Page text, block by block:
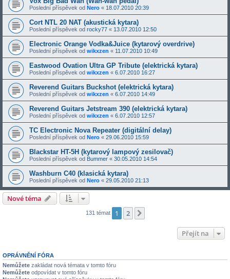
Poslední příspěvek od Nero « 18.07.2010 20:39
Cort NTL 20 NAT (akustická kytara)
Poslední příspěvek od rocky77 « 13.07.2010 12:50
Electronic Orange Vodka&Juice (kytarový overdrive)
Poslední příspěvek od wikxzen « 11.07.2010 10:49
Eastwood Ovation Ultra GP Tribute (elektrická kytara)
Poslední příspěvek od wikxzen « 6.07.2010 16:27
Reverend Guitars Buckshot (elektrická kytara)
Poslední příspěvek od wikxzen « 6.07.2010 14:49
Reverend Guitars Jetstream 390 (elektrická kytara)
Poslední příspěvek od wikxzen « 6.07.2010 12:57
TC Electronic Nova Repeater (digitální delay)
Poslední příspěvek od Nero « 29.06.2010 15:59
Blackstar HT-5H (kytarový lampový zesilovač)
Poslední příspěvek od Bummer « 30.05.2010 14:54
Washburn C40 (klasická kytara)
Poslední příspěvek od Nero « 29.05.2010 21:13
Nové téma
131 témat 1 2
Přejít na
OPRÁVNĚNÍ FÓRA
Nemůžete zakládat nová témata v tomto fóru
Nemůžete odpovídat v tomto fóru